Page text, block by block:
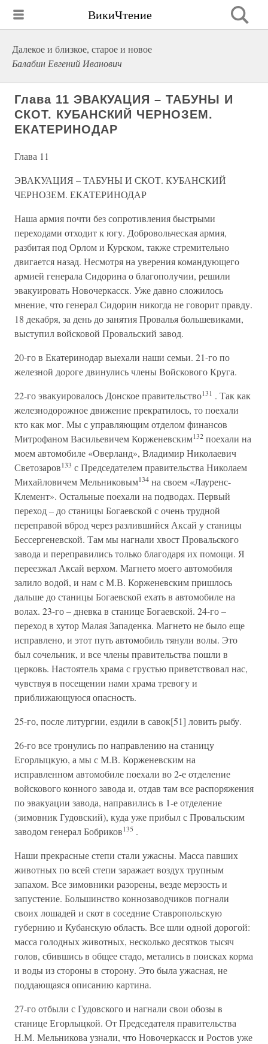
ВикиЧтение
Далекое и близкое, старое и новое
Балабин Евгений Иванович
Глава 11 ЭВАКУАЦИЯ – ТАБУНЫ И
СКОТ. КУБАНСКИЙ ЧЕРНОЗЕМ.
ЕКАТЕРИНОДАР
Глава 11
ЭВАКУАЦИЯ – ТАБУНЫ И СКОТ. КУБАНСКИЙ
ЧЕРНОЗЕМ. ЕКАТЕРИНОДАР
Наша армия почти без сопротивления быстрыми
переходами отходит к югу. Добровольческая армия,
разбитая под Орлом и Курском, также стремительно
двигается назад. Несмотря на уверения командующего
армией генерала Сидорина о благополучии, решили
эвакуировать Новочеркасск. Уже давно сложилось
мнение, что генерал Сидорин никогда не говорит правду.
18 декабря, за день до занятия Провалья большевиками,
выступил войсковой Провальский завод.
20-го в Екатеринодар выехали наши семьи. 21-го по
железной дороге двинулись члены Войскового Круга.
22-го эвакуировалось Донское правительство131 . Так как
железнодорожное движение прекратилось, то поехали
кто как мог. Мы с управляющим отделом финансов
Митрофаном Васильевичем Корженевским132 поехали на
моем автомобиле «Оверланд», Владимир Николаевич
Светозаров133 с Председателем правительства Николаем
Михайловичем Мельниковым134 на своем «Лауренс-
Клемент». Остальные поехали на подводах. Первый
переход – до станицы Богаевской с очень трудной
переправой вброд через разлившийся Аксай у станицы
Бессергеневской. Там мы нагнали хвост Провальского
завода и переправились только благодаря их помощи. Я
переезжал Аксай верхом. Магнето моего автомобиля
залило водой, и нам с М.В. Корженевским пришлось
дальше до станицы Богаевской ехать в автомобиле на
волах. 23-го – дневка в станице Богаевской. 24-го –
переход в хутор Малая Западенка. Магнето не было еще
исправлено, и этот путь автомобиль тянули волы. Это
был сочельник, и все члены правительства пошли в
церковь. Настоятель храма с грустью приветствовал нас,
чувствуя в посещении нами храма тревогу и
приближающуюся опасность.
25-го, после литургии, ездили в савок[51] ловить рыбу.
26-го все тронулись по направлению на станицу
Егорлыцкую, а мы с М.В. Корженевским на
исправленном автомобиле поехали во 2-е отделение
войскового конного завода и, отдав там все распоряжения
по эвакуации завода, направились в 1-е отделение
(зимовник Гудовский), куда уже прибыл с Провальским
заводом генерал Бобриков135 .
Наши прекрасные степи стали ужасны. Масса павших
животных по всей степи заражает воздух трупным
запахом. Все зимовники разорены, везде мерзость и
запустение. Большинство коннозаводчиков погнали
своих лошадей и скот в соседние Ставропольскую
губернию и Кубанскую область. Все шли одной дорогой:
масса голодных животных, несколько десятков тысяч
голов, сбившись в общее стадо, метались в поисках корма
и воды из стороны в сторону. Это была ужасная, не
поддающаяся описанию картина.
27-го отбыли с Гудовского и нагнали свои обозы в
станице Егорлыцкой. От Председателя правительства
Н.М. Мельникова узнали, что Новочеркасск и Ростов уже